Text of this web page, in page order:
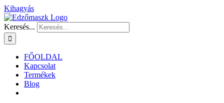
Kihagyás
Keresés...
FŐOLDAL
Kapcsolat
Termékek
Blog